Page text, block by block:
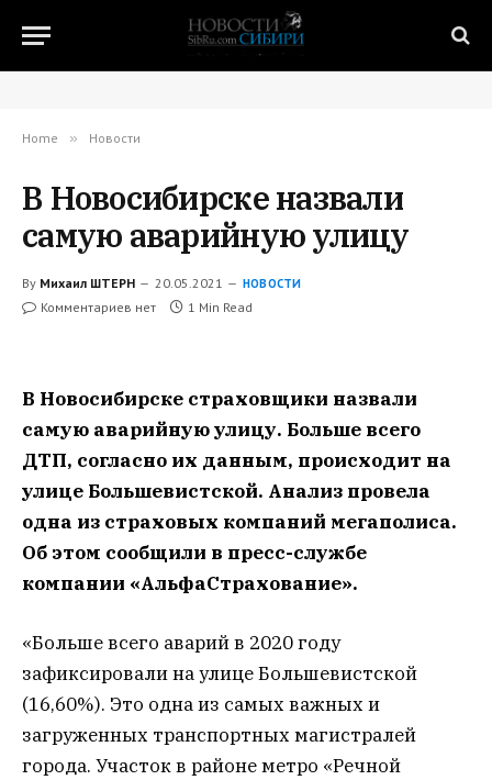
Home » Новости
В Новосибирске назвали
самую аварийную улицу
By Михаил ШТЕРН 20.05.2021 НОВОСТИ
Комментариев нет 1 Min Read
В Новосибирске страховщики назвали
самую аварийную улицу. Больше всего
ДТП, согласно их данным, происходит на
улице Большевистской. Анализ провела
одна из страховых компаний мегаполиса.
Об этом сообщили в пресс-службе
компании «АльфаСтрахование».
«Больше всего аварий в 2020 году
зафиксировали на улице Большевистской
(16,60%). Это одна из самых важных и
загруженных транспортных магистралей
города. Участок в районе метро «Речной